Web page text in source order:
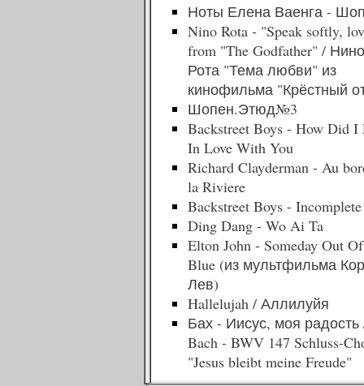
Ноты Елена Ваенга -
Nino Rota - "Speak softly,
from "The Godfather" / Нино
Рота "Тема любви" из
кинофильма "Крёстный
Шопен.Этюд№3
Backstreet Boys - How Did I
In Love With You
Richard Clayderman - Au
la Riviere
Backstreet Boys - Incomplete
Ding Dang - Wo Ai Ta
Elton John - Someday Out
Blue (из мультфильма
Лев)
Hallelujah / Аллилуйя
Бах - Иисус, моя радость
Bach - BWV 147 Schluss-
"Jesus bleibt meine Freude"